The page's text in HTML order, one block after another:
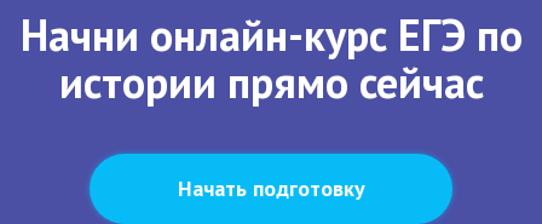
Начни онлайн-курс ЕГЭ по
истории прямо сейчас
Начать подготовку